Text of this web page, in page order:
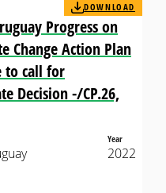
Progress on
Change Action Plan
to call for
Decision -/CP.26,
DOWNLOAD
Year
2022